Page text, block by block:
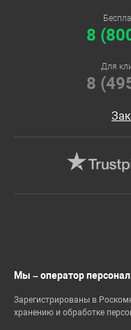
8
Для
8
Мы – оператор
Зарегистрированы в
хранению и обработке